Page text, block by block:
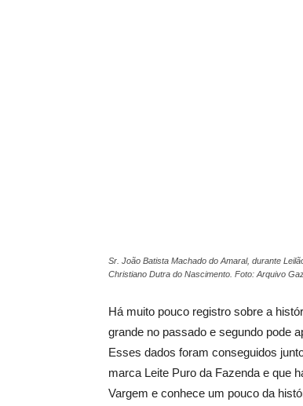
Sr. João Batista Machado do Amaral, durante
Christiano Dutra do Nascimento. Foto: Arquivo
Há muito pouco registro sobre a
grande no passado e segundo pode
Esses dados foram conseguidos
marca Leite Puro da Fazenda e que
Vargem e conhece um pouco da